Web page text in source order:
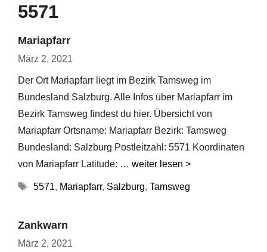
5571
Mariapfarr
März 2, 2021
Der Ort Mariapfarr liegt im Bezirk Tamsweg im
Bundesland Salzburg. Alle Infos über Mariapfarr im
Bezirk Tamsweg findest du hier. Übersicht von
Mariapfarr Ortsname: Mariapfarr Bezirk: Tamsweg
Bundesland: Salzburg Postleitzahl: 5571 Koordinaten
von Mariapfarr Latitude: … weiter lesen >
Schlagwörter
5571, Mariapfarr, Salzburg, Tamsweg
Zankwarn
März 2, 2021